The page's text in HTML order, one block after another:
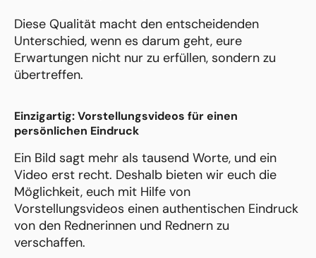
Diese Qualität macht den entscheidenden
Unterschied, wenn es darum geht, eure
Erwartungen nicht nur zu erfüllen, sondern zu
übertreffen.
Einzigartig: Vorstellungsvideos für einen
persönlichen Eindruck
Ein Bild sagt mehr als tausend Worte, und ein
Video erst recht. Deshalb bieten wir euch die
Möglichkeit, euch mit Hilfe von
Vorstellungsvideos einen authentischen Eindruck
von den Rednerinnen und Rednern zu
verschaffen.